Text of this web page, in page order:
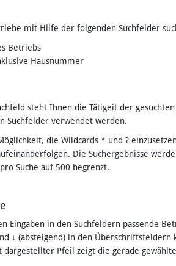
mit Hilfe der folgenden Suchfelder
Betriebs
Hausnummer
steht Ihnen die Tätigeit der
Suchfelder verwendet werden.
die Wildcards * und ?
Die Suchergebnisse
Suche auf 500 begrenzt.
Eingaben in den Suchfeldern passende
↓ (absteigend) in den Überschriftsfeldern
Pfeil zeigt die gerade